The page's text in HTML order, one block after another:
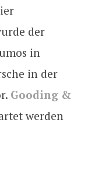
der
in
in der
Gooding &
werden